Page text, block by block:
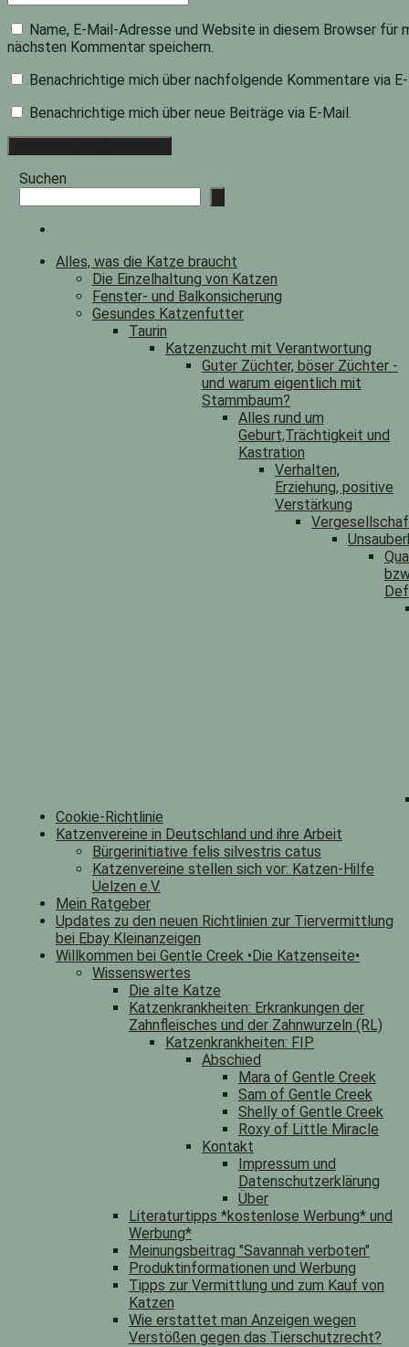
Name, E-Mail-Adresse und Website in diesem Browser für
nächsten Kommentar speichern.
Benachrichtige mich über nachfolgende Kommentare via
Benachrichtige mich über neue Beiträge via E-Mail.
Suchen
Alles, was die Katze braucht
Die Einzelhaltung von Katzen
Fenster- und Balkonsicherung
Gesundes Katzenfutter
Taurin
Katzenzucht mit Verantwortung
Guter Züchter, böser Züchter -
und warum eigentlich mit
Stammbaum?
Alles rund um
Geburt,Trächtigkeit und
Kastration
Verhalten,
Erziehung, positive
Verstärkung
Cookie-Richtlinie
Katzenvereine in Deutschland und ihre Arbeit
Bürgerinitiative felis silvestris catus
Katzenvereine stellen sich vor: Katzen-Hilfe
Uelzen e.V.
Mein Ratgeber
Updates zu den neuen Richtlinien zur Tiervermittlung
bei Ebay Kleinanzeigen
Willkommen bei Gentle Creek •Die Katzenseite•
Wissenswertes
Die alte Katze
Katzenkrankheiten: Erkrankungen der
Zahnfleisches und der Zahnwurzeln (RL)
Katzenkrankheiten: FIP
Abschied
Mara of Gentle Creek
Sam of Gentle Creek
Shelly of Gentle Creek
Roxy of Little Miracle
Kontakt
Impressum und
Datenschutzerklärung
Über
Literaturtipps *kostenlose Werbung* und
Werbung*
Meinungsbeitrag "Savannah verboten"
Produktinformationen und Werbung
Tipps zur Vermittlung und zum Kauf von
Katzen
Wie erstattet man Anzeigen wegen
Verstößen gegen das Tierschutzrecht?